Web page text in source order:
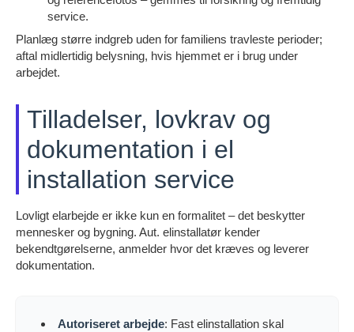
service.
Planlæg større indgreb uden for familiens travleste perioder;
aftal midlertidig belysning, hvis hjemmet er i brug under
arbejdet.
Tilladelser, lovkrav og
dokumentation i el
installation service
Lovligt elarbejde er ikke kun en formalitet – det beskytter
mennesker og bygning. Aut. elinstallatør kender
bekendtgørelserne, anmelder hvor det kræves og leverer
dokumentation.
Autoriseret arbejde: Fast elinstallation skal